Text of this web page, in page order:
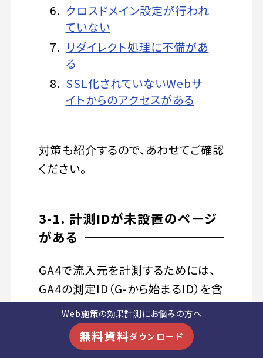
クロスドメイン設定が行われ
ていない
リダイレクト処理に不備があ
る
SSL化されていないWebサ
イトからのアクセスがある
対策も紹介するので、あわせてご確認
ください。
3-1. 計測IDが未設置のページ
がある
GA4で流入元を計測するためには、
GA4の測定ID（G-から始まるID）を含
む計測タグをWebサイトの全ページ
に設置する必要があります。一部のペ
ージにこのタグが設置されていなか
Web施策の効果計測にお悩みの方へ
無料資料ダウンロード